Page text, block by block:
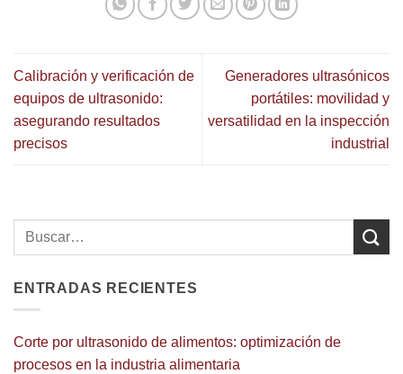
Calibración y verificación de
equipos de ultrasonido:
asegurando resultados
precisos
Generadores ultrasónicos
portátiles: movilidad y
versatilidad en la inspección
industrial
ENTRADAS RECIENTES
Corte por ultrasonido de alimentos: optimización de
procesos en la industria alimentaria